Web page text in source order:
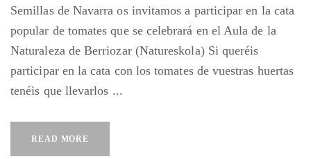
Semillas de Navarra os invitamos a participar en la cata
popular de tomates que se celebrará en el Aula de la
Naturaleza de Berriozar (Natureskola) Si queréis
participar en la cata con los tomates de vuestras huertas
tenéis que llevarlos ...
READ MORE